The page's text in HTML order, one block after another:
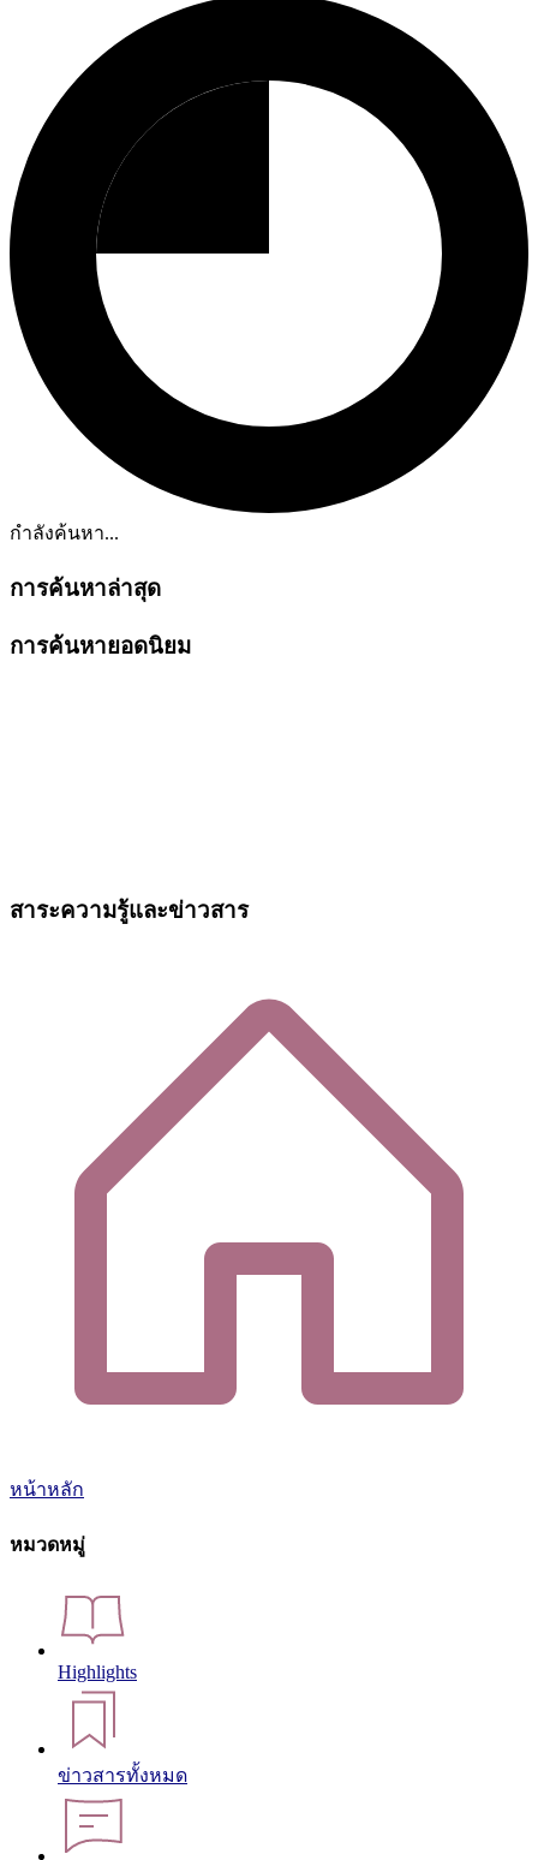
กำลังค้นหา...
การค้นหาล่าสุด
การค้นหายอดนิยม
สาระความรู้และข่าวสาร
หน้าหลัก
หมวดหมู่
Highlights
ข่าวสารทั้งหมด